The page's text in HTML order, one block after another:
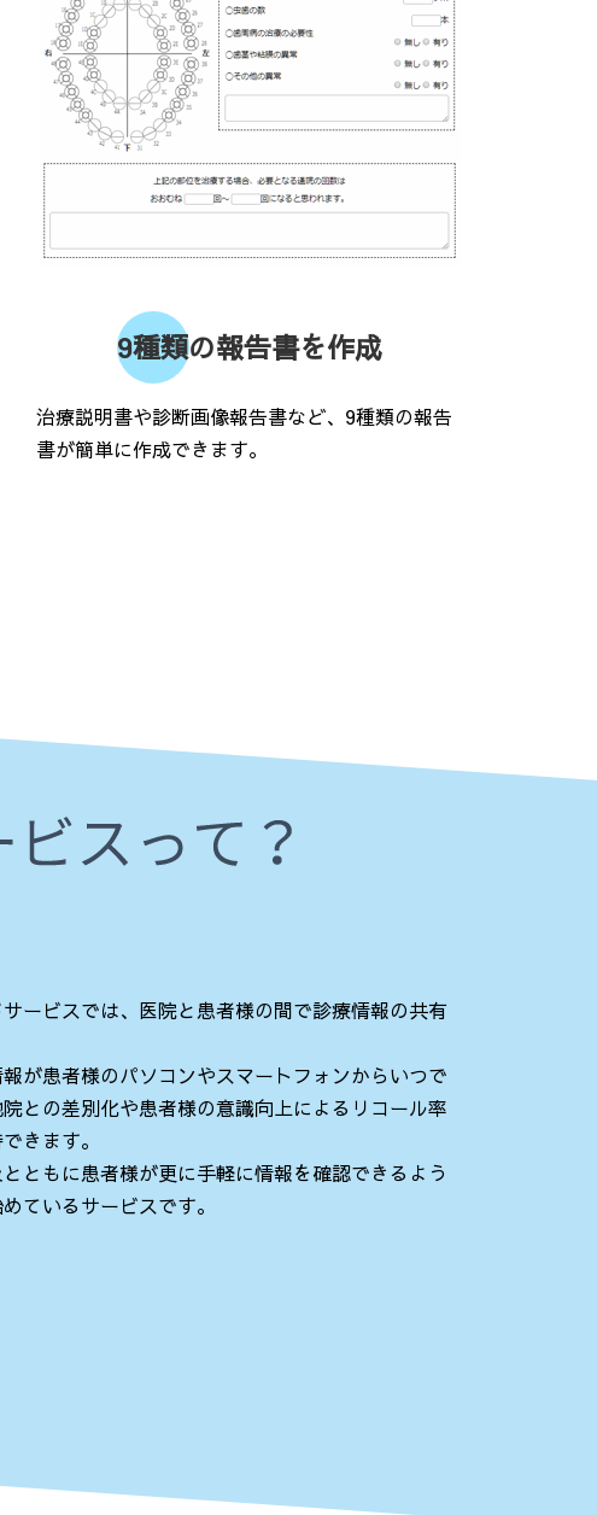
9種類の報告書を作成
治療説明書や診断画像報告書など、9種類の報告
書が簡単に作成できます。
ービスでは、医院と患者様の間で診療情報の共有
が患者様のパソコンやスマートフォンからいつで
との差別化や患者様の意識向上によるリコール率
きます。
ともに患者様が更に手軽に情報を確認できるよう
ているサービスです。